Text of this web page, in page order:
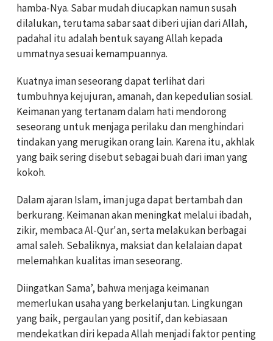
hamba-Nya. Sabar mudah diucapkan namun susah
dilalukan, terutama sabar saat diberi ujian dari Allah,
padahal itu adalah bentuk sayang Allah kepada
ummatnya sesuai kemampuannya.
Kuatnya iman seseorang dapat terlihat dari
tumbuhnya kejujuran, amanah, dan kepedulian sosial.
Keimanan yang tertanam dalam hati mendorong
seseorang untuk menjaga perilaku dan menghindari
tindakan yang merugikan orang lain. Karena itu, akhlak
yang baik sering disebut sebagai buah dari iman yang
kokoh.
Dalam ajaran Islam, iman juga dapat bertambah dan
berkurang. Keimanan akan meningkat melalui ibadah,
zikir, membaca Al-Qur'an, serta melakukan berbagai
amal saleh. Sebaliknya, maksiat dan kelalaian dapat
melemahkan kualitas iman seseorang.
Diingatkan Sama’, bahwa menjaga keimanan
memerlukan usaha yang berkelanjutan. Lingkungan
yang baik, pergaulan yang positif, dan kebiasaan
mendekatkan diri kepada Allah menjadi faktor penting